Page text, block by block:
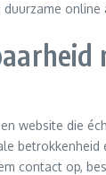
website die
contact op,